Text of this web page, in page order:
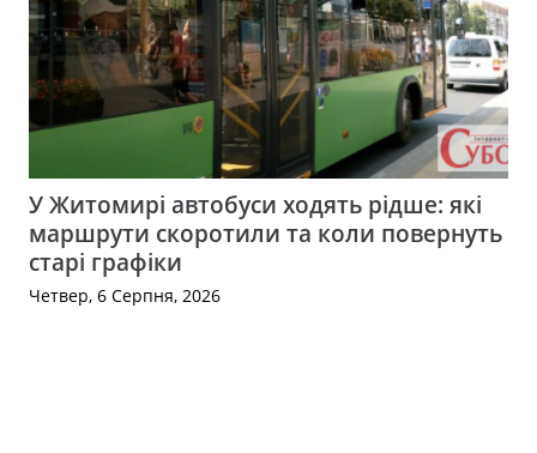
У Житомирі автобуси ходять рідше: які
маршрути скоротили та коли повернуть
старі графіки
Четвер, 6 Серпня, 2026